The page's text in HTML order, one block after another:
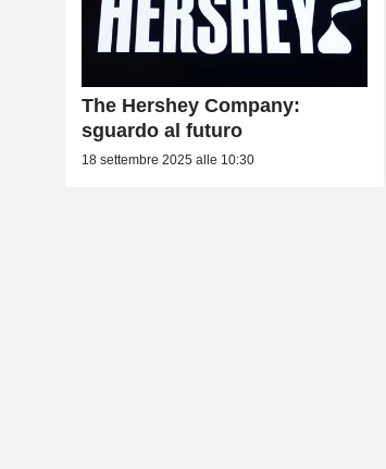
The Hershey Company:
sguardo al futuro
18 settembre 2025 alle 10:30